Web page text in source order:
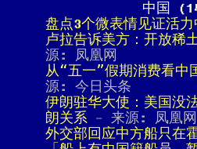
中国
盘点3个微表情见证活力
卢拉告诉美方：开放稀
源: 凤凰网
从“五一”假期消费看中
源: 今日头条
伊朗驻华大使：美国没
朗关系 - 来源: 凤凰网
外交部回应中方船只在